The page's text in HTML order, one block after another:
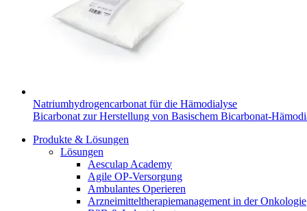
Produktkatalog
Finden Sie das Produkt, das Sie suchen. Besuchen Sie den
Innovation Hub
Lassen Sie uns Innovationen in der Medizintechnologie
Natriumhydrogencarbonat für die Hämodialyse
Bicarbonat zur Herstellung von Basischem Bicarbonat-
Produkte & Lösungen
Lösungen
Aesculap Academy
Agile OP-Versorgung
Ambulantes Operieren
Arzneimitteltherapiemanagement in der Onkologie​